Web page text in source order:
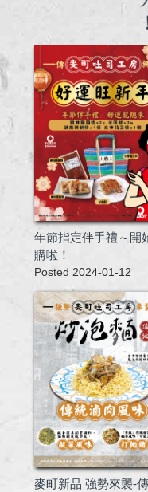
年節指定伴手禮～開
購啦！
Posted 2024-01-12
麥町新品 強勢來襲-